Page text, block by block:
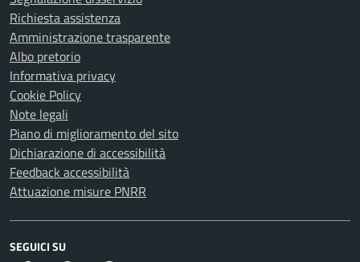
Richiesta assistenza
Amministrazione trasparente
Albo pretorio
Informativa privacy
Cookie Policy
Note legali
Piano di miglioramento del sito
Dichiarazione di accessibilità
Feedback accessibilità
Attuazione misure PNRR
SEGUICI SU